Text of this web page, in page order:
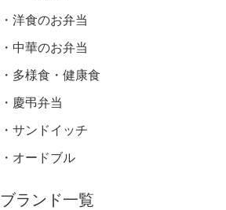
洋食のお弁当
中華のお弁当
多様食・健康食
慶弔弁当
サンドイッチ
オードブル
ブランド一覧